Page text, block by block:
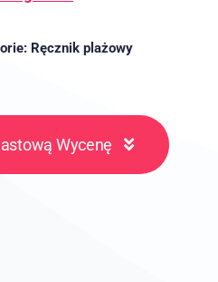
Ręcznik plażowy
Wycenę